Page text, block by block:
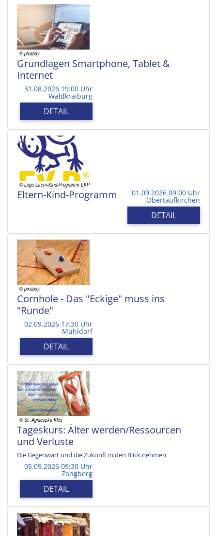
Grundlagen Smartphone, Tablet &
Internet
31.08.2026 19:00 Uhr
Waldkraiburg
DETAIL
Eltern-Kind-Programm 01.09.2026 09:00 Uhr
Obertaufkirchen
DETAIL
Cornhole - Das "Eckige" muss ins
"Runde"
02.09.2026 17:30 Uhr
Mühldorf
DETAIL
Tageskurs: Älter werden/Ressourcen
und Verluste
Die Gegenwart und die Zukunft in den Blick nehmen
05.09.2026 09:30 Uhr
Zangberg
DETAIL